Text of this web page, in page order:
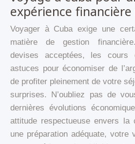
expérience financière
Voyager à Cuba exige une
matière de gestion
devises acceptées, les
astuces pour économiser de
de profiter pleinement de votre
surprises. N’oubliez pas de
dernières évolutions
attitude respectueuse envers la
une préparation adéquate, votre